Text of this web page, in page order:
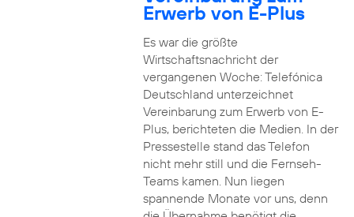
Erwerb von E-Plus
Es war die größte
Wirtschaftsnachricht der
vergangenen Woche: Telefónica
Deutschland unterzeichnet
Vereinbarung zum Erwerb von E-
Plus, berichteten die Medien. In der
Pressestelle stand das Telefon
nicht mehr still und die Fernseh-
Teams kamen. Nun liegen
spannende Monate vor uns, denn